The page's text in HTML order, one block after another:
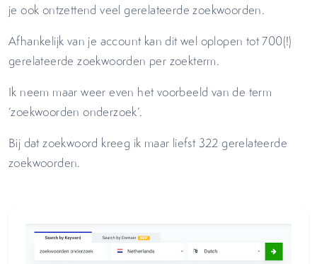
je ook ontzettend veel gerelateerde zoekwoorden.
Afhankelijk van je account kan dit wel oplopen tot 700(!)
gerelateerde zoekwoorden per zoekterm.
Ik neem maar weer even het voorbeeld van de term
‘zoekwoorden onderzoek’.
Bij dat zoekwoord kreeg ik maar liefst 322 gerelateerde
zoekwoorden.